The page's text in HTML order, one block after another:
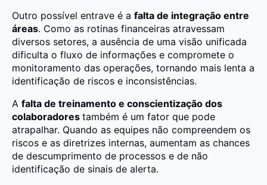
Outro possível entrave é a falta de integração entre
áreas. Como as rotinas financeiras atravessam
diversos setores, a ausência de uma visão unificada
dificulta o fluxo de informações e compromete o
monitoramento das operações, tornando mais lenta a
identificação de riscos e inconsistências.
A falta de treinamento e conscientização dos
colaboradores também é um fator que pode
atrapalhar. Quando as equipes não compreendem os
riscos e as diretrizes internas, aumentam as chances
de descumprimento de processos e de não
identificação de sinais de alerta.